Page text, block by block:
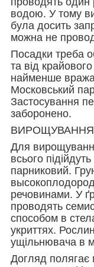
водою. У тому
була досить
можна не
Посадки треба
та від
найменше
Московський
Застосування
заборонено.
ВИРОЩУВАННЯ
Для
всього
парниковий.
речовинами. У
проводять
способом в
укриттях.
ущільнювача в
Догляд полягає